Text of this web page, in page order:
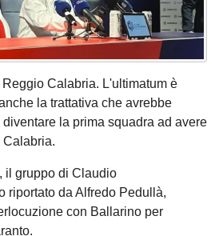
Calabria. L'ultimatum è
la trattativa che avrebbe
diventare la prima squadra ad avere
Calabria.
il gruppo di Claudio
riportato da Alfredo Pedullà,
con Ballarino per